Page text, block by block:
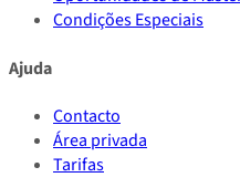
Condições Especiais
Ajuda
Contacto
Área privada
Tarifas